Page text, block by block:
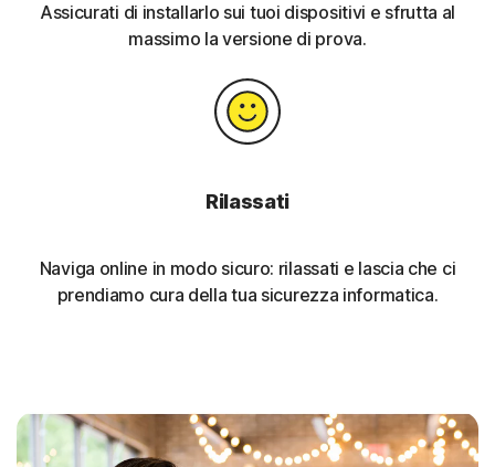
Assicurati di installarlo sui tuoi dispositivi e sfrutta al
massimo la versione di prova.
Rilassati
Naviga online in modo sicuro: rilassati e lascia che ci
prendiamo cura della tua sicurezza informatica.